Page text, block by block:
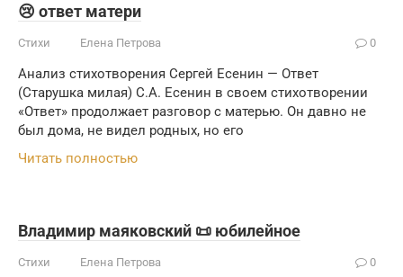
😢 ответ матери
Стихи Елена Петрова 0
Анализ стихотворения Сергей Есенин — Ответ
(Старушка милая) С.А. Есенин в своем стихотворении
«Ответ» продолжает разговор с матерью. Он давно не
был дома, не видел родных, но его
Читать полностью
Владимир маяковский 📜 юбилейное
Стихи Елена Петрова 0